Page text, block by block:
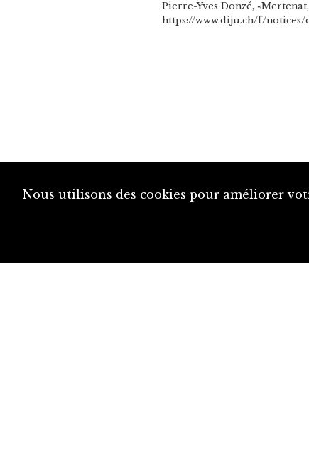
Pierre-Yves Donzé,
https://www.diju.ch/f/notices/
Nous utilisons des cookies pour améliorer